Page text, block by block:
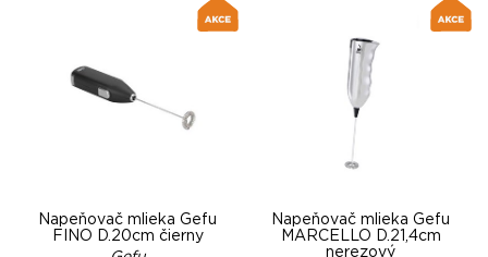
Napeňovač mlieka Gefu
FINO D.20cm čierny
Napeňovač mlieka Gefu
MARCELLO D.21,4cm
nerezový